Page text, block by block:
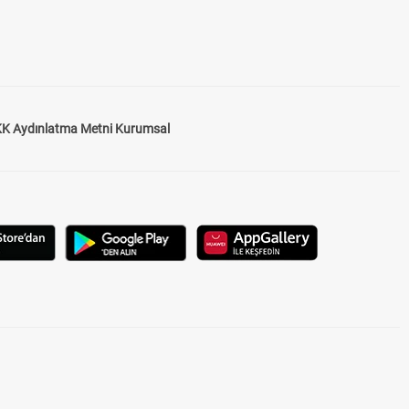
Aydınlatma Metni Kurumsal